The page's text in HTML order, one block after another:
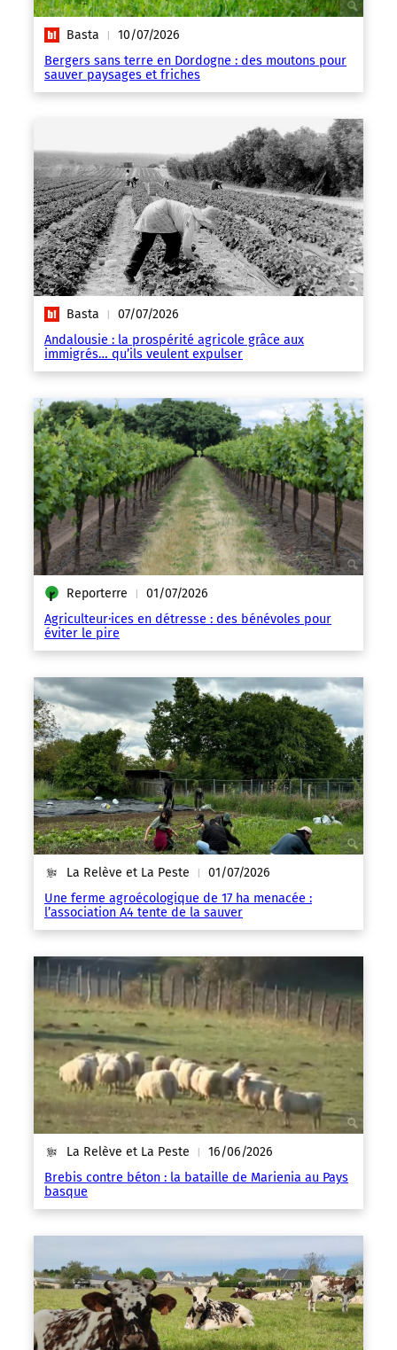
Basta | 10/07/2026
Bergers sans terre en Dordogne : des moutons pour
sauver paysages et friches
Basta | 07/07/2026
Andalousie : la prospérité agricole grâce aux
immigrés… qu’ils veulent expulser
Reporterre | 01/07/2026
Agriculteur·ices en détresse : des bénévoles pour
éviter le pire
La Relève et La Peste | 01/07/2026
Une ferme agroécologique de 17 ha menacée :
l’association A4 tente de la sauver
La Relève et La Peste | 16/06/2026
Brebis contre béton : la bataille de Marienia au Pays
basque